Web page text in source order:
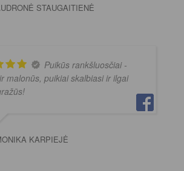
STAUGAITIENĖ
Puikūs rankšluosčiai -
malonūs, puikiai skalbiasi ir ilgai
KARPIEJĖ